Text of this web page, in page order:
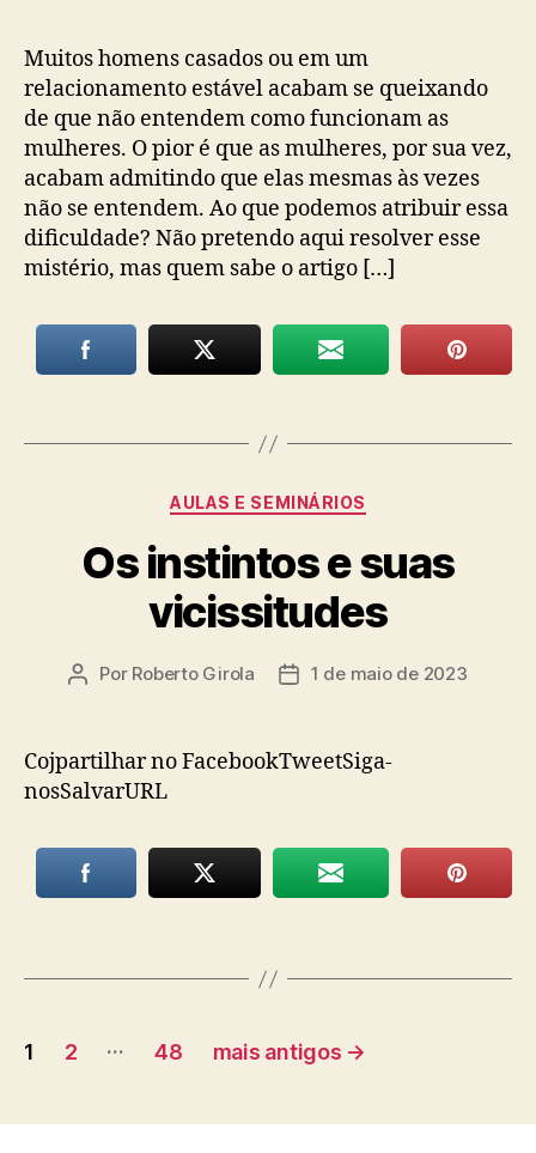
Muitos homens casados ou em um
relacionamento estável acabam se queixando
de que não entendem como funcionam as
mulheres. O pior é que as mulheres, por sua vez,
acabam admitindo que elas mesmas às vezes
não se entendem. Ao que podemos atribuir essa
dificuldade? Não pretendo aqui resolver esse
mistério, mas quem sabe o artigo […]
Categorias
AULAS E SEMINÁRIOS
Os instintos e suas
vicissitudes
Autor
Por Roberto Girola
Data1 de maio de 2023
Cojpartilhar no FacebookTweetSiga-
nosSalvarURL
Paginação
posts
1 2 … 48 mais antigos →